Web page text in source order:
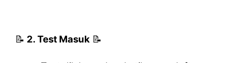
📝 2. Test Masuk 📝